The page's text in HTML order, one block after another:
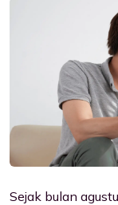
Sejak bulan